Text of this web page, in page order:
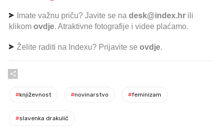
Imate važnu priču? Javite se na desk@index.hr ili
klikom ovdje. Atraktivne fotografije i videe plaćamo.
Želite raditi na Indexu? Prijavite se ovdje.
#književnost #novinarstvo #feminizam
#slavenka drakulić